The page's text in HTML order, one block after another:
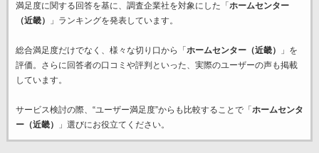
満足度に関する回答を基に、調査企業社を対象にした「 ホームセンター
（近畿）
」ランキングを発表しています。
総合満足度だけでなく、様々な切り口から「 ホームセンター（近畿）
」を
評価。さらに回答者の口コミや評判といった、実際のユーザーの声も掲載
しています。
サービス検討の際、“ユーザー満足度”からも比較することで「 ホームセンタ
ー（近畿）
」選びにお役立てください。